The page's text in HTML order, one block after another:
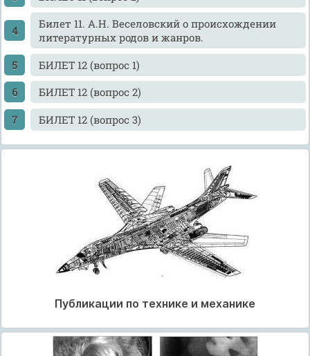
Билет 11. А.Н. Веселовский о происхождении
литературных родов и жанров.
БИЛЕТ 12 (вопрос 1)
БИЛЕТ 12 (вопрос 2)
БИЛЕТ 12 (вопрос 3)
Публикации по технике и механике